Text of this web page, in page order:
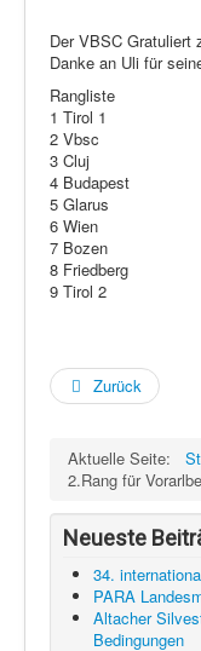
Der VBSC Gratuliert
Danke an Uli für
Rangliste
1 Tirol 1
2 Vbsc
3 Cluj
4 Budapest
5 Glarus
6 Wien
7 Bozen
8 Friedberg
9 Tirol 2
Zurück
Aktuelle Seite:
2.Rang für
Neueste
34.
PARA
Altacher
Bedingungen